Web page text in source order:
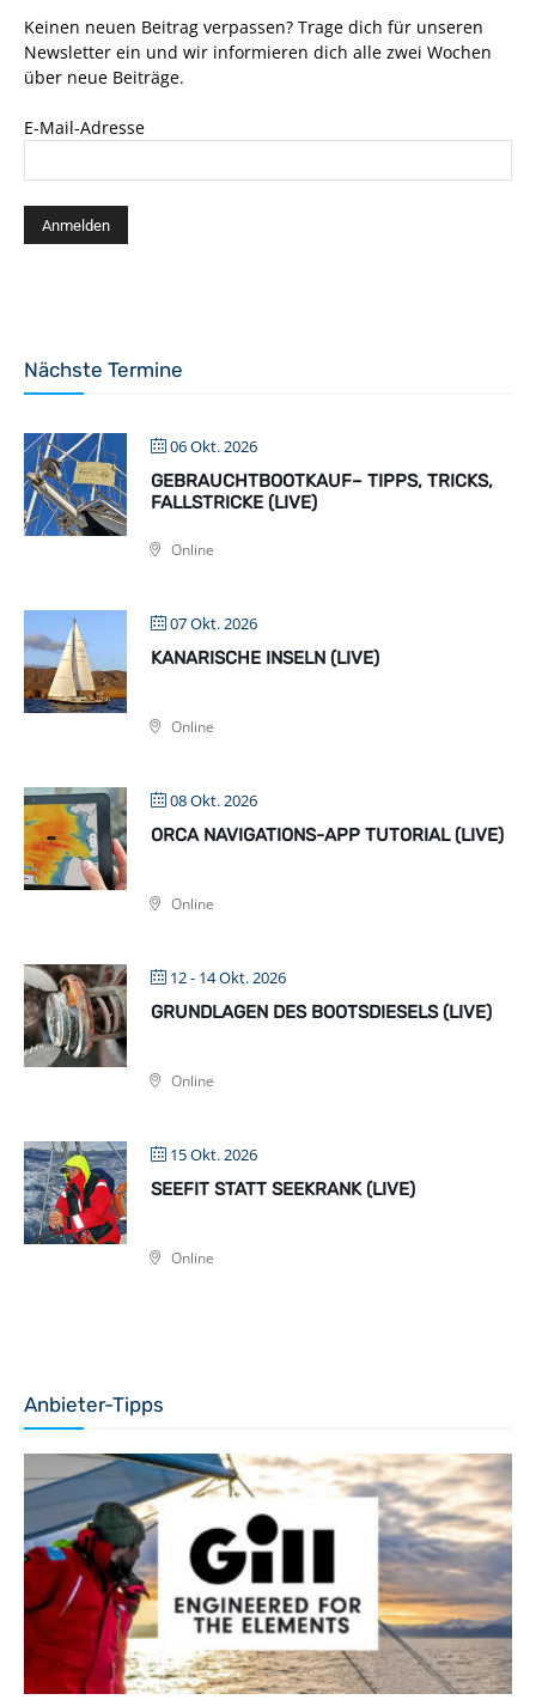
Keinen neuen Beitrag verpassen? Trage dich für unseren
Newsletter ein und wir informieren dich alle zwei Wochen
über neue Beiträge.
E-Mail-Adresse
Nächste Termine
06 Okt. 2026
GEBRAUCHTBOOTKAUF– TIPPS, TRICKS,
FALLSTRICKE (LIVE)
Online
07 Okt. 2026
KANARISCHE INSELN (LIVE)
Online
08 Okt. 2026
ORCA NAVIGATIONS-APP TUTORIAL (LIVE)
Online
12 - 14 Okt. 2026
GRUNDLAGEN DES BOOTSDIESELS (LIVE)
Online
15 Okt. 2026
SEEFIT STATT SEEKRANK (LIVE)
Online
Anbieter-Tipps